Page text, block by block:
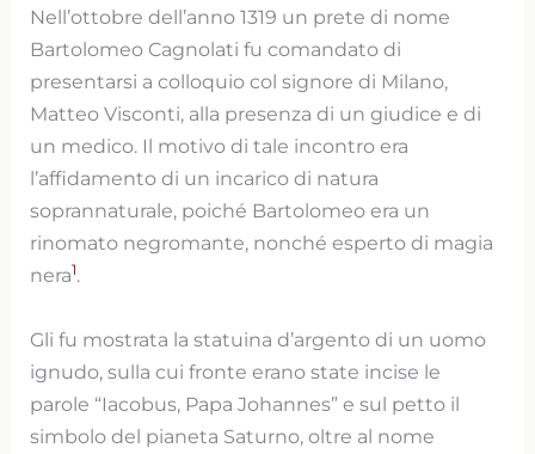
Nell’ottobre dell’anno 1319 un prete di nome
Bartolomeo Cagnolati fu comandato di
presentarsi a colloquio col signore di Milano,
Matteo Visconti, alla presenza di un giudice e di
un medico. Il motivo di tale incontro era
l’affidamento di un incarico di natura
soprannaturale, poiché Bartolomeo era un
rinomato negromante, nonché esperto di magia
nera1.
Gli fu mostrata la statuina d’argento di un uomo
ignudo, sulla cui fronte erano state incise le
parole “Iacobus, Papa Johannes” e sul petto il
simbolo del pianeta Saturno, oltre al nome